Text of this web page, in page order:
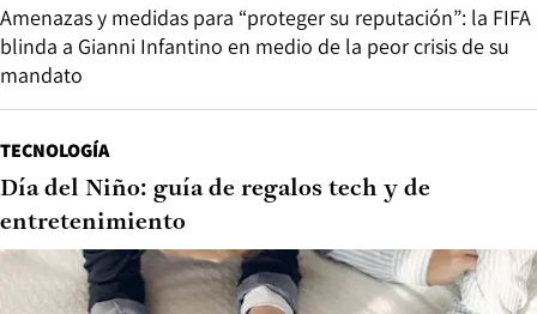
Amenazas y medidas para “proteger su reputación”: la FIFA
blinda a Gianni Infantino en medio de la peor crisis de su
mandato
TECNOLOGÍA
Día del Niño: guía de regalos tech y de
entretenimiento